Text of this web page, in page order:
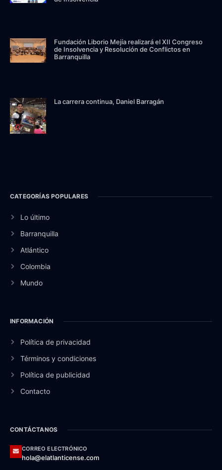
Fundación Liborio Mejía realizará el XII Congreso
de Insolvencia y Resolución de Conflictos en
Barranquilla
La carrera continua, Daniel Barragán
CATEGORÍAS POPULARES
Lo último
Barranquilla
Atlántico
Colombia
Mundo
INFORMACIÓN
Política de privacidad
Términos y condiciones
Política de publicidad
Contacto
CONTÁCTANOS
CORREO ELECTRÓNICO
hola@elatlanticense.com